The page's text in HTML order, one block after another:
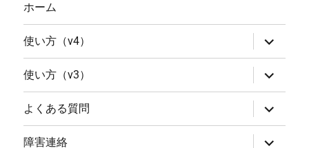
ホーム
使い方（v4）
サ
ブ
メ
ニ
ュ
ー
を
展
開
使い方（v3）
サ
ブ
メ
ニ
ュ
ー
を
よくある質問
サ
ブ
メ
ニ
障害連絡
サ